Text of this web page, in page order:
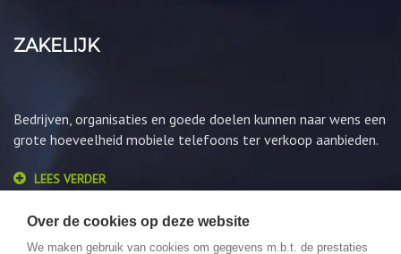
ZAKELIJK
Bedrijven, organisaties en goede doelen kunnen naar wens een
grote hoeveelheid mobiele telefoons ter verkoop aanbieden.
LEES VERDER
Over de cookies op deze website
We maken gebruik van cookies om gegevens m.b.t. de prestaties